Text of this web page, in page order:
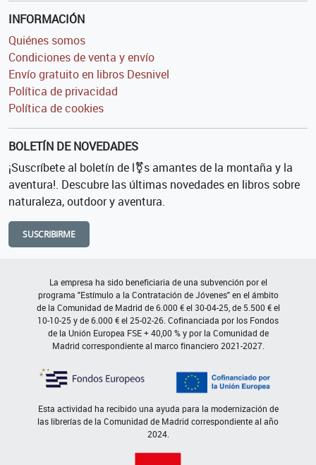
INFORMACIÓN
Quiénes somos
Condiciones de venta y envío
Envío gratuito en libros Desnivel
Política de privacidad
Política de cookies
BOLETÍN DE NOVEDADES
¡Suscríbete al boletín de l⚧s amantes de la montaña y la
aventura!. Descubre las últimas novedades en libros sobre
naturaleza, outdoor y aventura.
SUSCRIBIRME
La empresa ha sido beneficiaria de una subvención por el
programa "Estímulo a la Contratación de Jóvenes" en el ámbito
de la Comunidad de Madrid de 6.000 € el 30-04-25, de 5.500 € el
10-10-25 y de 6.000 € el 25-02-26. Cofinanciada por los Fondos
de la Unión Europea FSE + 40,00 % y por la Comunidad de
Madrid correspondiente al marco financiero 2021-2027.
Esta actividad ha recibido una ayuda para la modernización de
las librerías de la Comunidad de Madrid correspondiente al año
2024.